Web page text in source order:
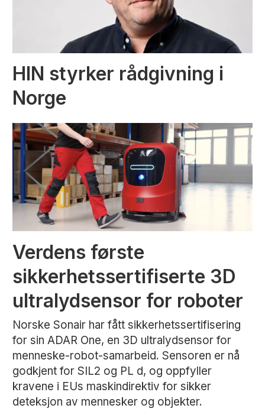
HIN styrker rådgivning i
Norge
Verdens første
sikkerhetssertifiserte 3D
ultralydsensor for roboter
Norske Sonair har fått sikkerhetssertifisering
for sin ADAR One, en 3D ultralydsensor for
menneske-robot-samarbeid. Sensoren er nå
godkjent for SIL2 og PL d, og oppfyller
kravene i EUs maskindirektiv for sikker
deteksjon av mennesker og objekter.